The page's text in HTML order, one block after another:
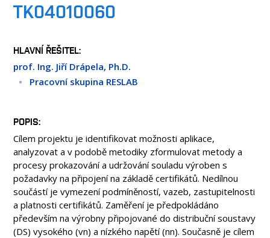
OSOBY
KONTAKT
TK04010060
HLAVNÍ ŘEŠITEL
prof. Ing. Jiří Drápela, Ph.D.
Pracovní skupina RESLAB
POPIS
Cílem projektu je identifikovat možnosti aplikace,
analyzovat a v podobě metodiky zformulovat metody a
procesy prokazování a udržování souladu výroben s
požadavky na připojení na základě certifikátů. Nedílnou
součástí je vymezení podmíněností, vazeb, zastupitelnosti
a platnosti certifikátů. Zaměření je předpokládáno
především na výrobny připojované do distribuční soustavy
(DS) vysokého (vn) a nízkého napětí (nn). Současně je cílem